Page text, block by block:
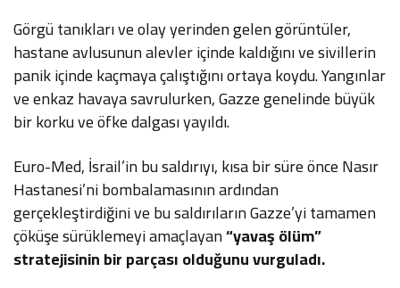
Görgü tanıkları ve olay yerinden gelen görüntüler,
hastane avlusunun alevler içinde kaldığını ve sivillerin
panik içinde kaçmaya çalıştığını ortaya koydu. Yangınlar
ve enkaz havaya savrulurken, Gazze genelinde büyük
bir korku ve öfke dalgası yayıldı.
Euro-Med, İsrail’in bu saldırıyı, kısa bir süre önce Nasır
Hastanesi’ni bombalamasının ardından
gerçekleştirdiğini ve bu saldırıların Gazze’yi tamamen
çöküşe sürüklemeyi amaçlayan“yavaş ölüm”
stratejisinin bir parçası olduğunu vurguladı.